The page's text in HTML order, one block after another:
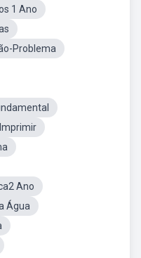
1 Ano
Problema
Ano
Água